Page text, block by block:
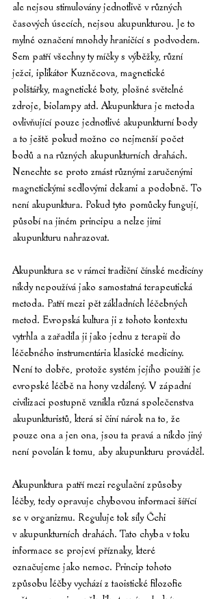
ale nejsou stimulovány jednotlivě v různých
časových úsecích, nejsou akupunkturou. Je to
mylné označení mnohdy hraničící s podvodem.
Sem patří všechny ty míčky s výběžky, různí
ježci, iplikátor Kuzněcova, magnetické
polštářky, magnetické boty, plošné světelné
zdroje, biolampy atd. Akupunktura je metoda
ovlivňující pouze jednotlivé akupunkturní body
a to ještě pokud možno co nejmenší počet
bodů a na různých akupunkturních drahách.
Nenechte se proto zmást různými zaručenými
magnetickými sedlovými dekami a podobně. To
není akupunktura. Pokud tyto pomůcky fungují,
působí na jiném principu a nelze jimi
akupunkturu nahrazovat.
Akupunktura se v rámci tradiční čínské medicíny
nikdy nepoužívá jako samostatná terapeutická
metoda. Patří mezi pět základních léčebných
metod. Evropská kultura ji z tohoto kontextu
vytrhla a zařadila ji jako jednu z terapií do
léčebného instrumentária klasické medicíny.
Není to dobře, protože systém jejího použití je
evropské léčbě na hony vzdálený. V západní
civilizaci postupně vznikla různá společenstva
akupunkturistů, která si činí nárok na to, že
pouze ona a jen ona, jsou ta pravá a nikdo jiný
není povolán k tomu, aby akupunkturu prováděl.
Akupunktura patří mezi regulační způsoby
léčby, tedy opravuje chybovou informaci šířící
se v organizmu. Reguluje tok síly Čchi
v akupunkturních drahách. Tato chyba v toku
informace se projeví příznaky, které
označujeme jako nemoc. Princip tohoto
způsobu léčby vychází z taoistické filozofie